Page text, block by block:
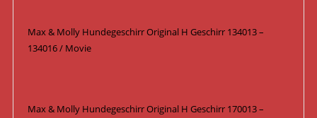
Max & Molly Hundegeschirr Original H Geschirr 134013 –
134016 / Movie
Max & Molly Hundegeschirr Original H Geschirr 170013 –